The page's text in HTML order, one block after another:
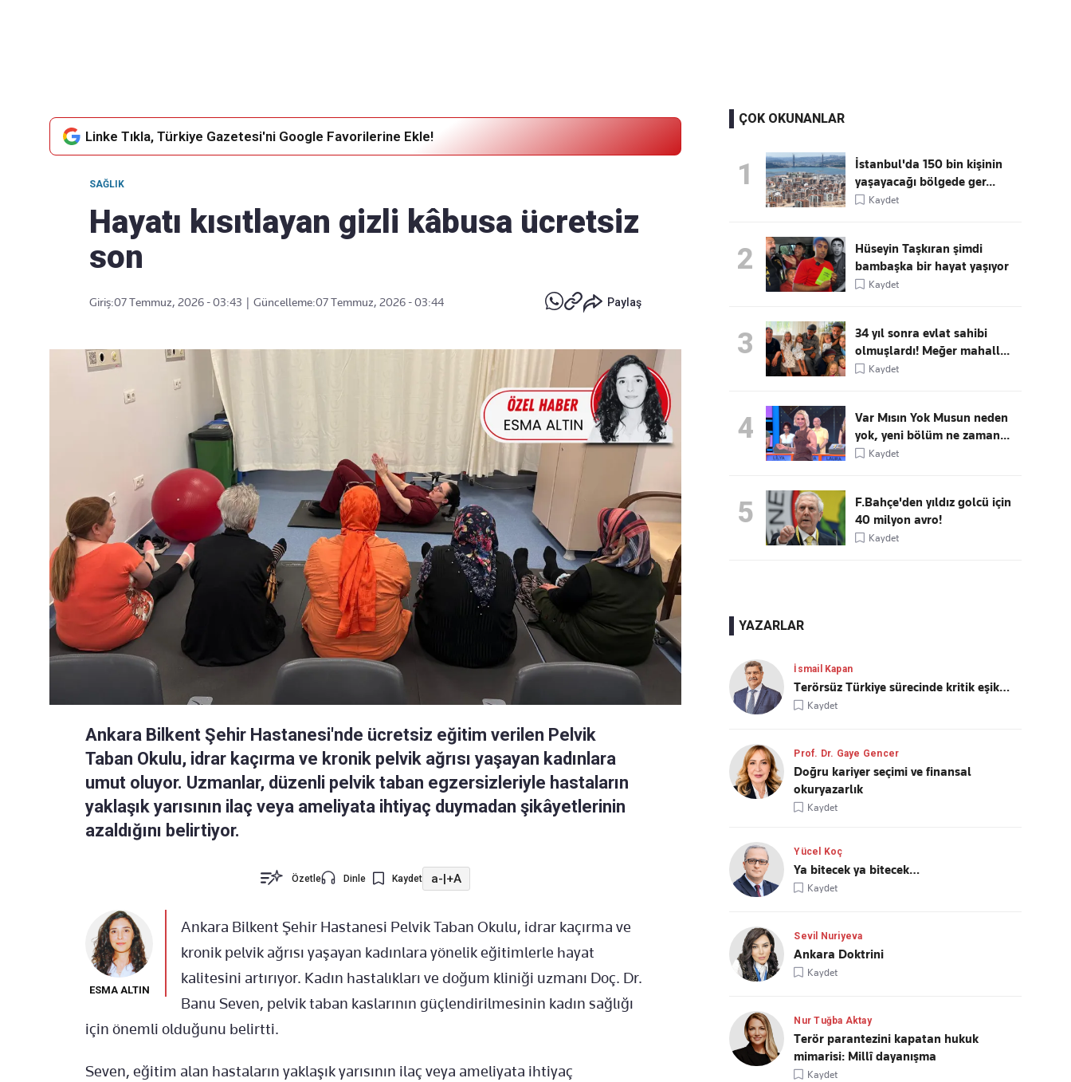
Linke Tıkla, Türkiye Gazetesi'ni Google Favorilerine Ekle!
SAĞLIK
Hayatı kısıtlayan gizli kâbusa ücretsiz
son
Giriş:07 Temmuz, 2026 - 03:43 Güncelleme:07 Temmuz, 2026 - 03:44 Paylaş
Ankara Bilkent Şehir Hastanesi'nde ücretsiz eğitim verilen Pelvik
Taban Okulu, idrar kaçırma ve kronik pelvik ağrısı yaşayan kadınlara
umut oluyor. Uzmanlar, düzenli pelvik taban egzersizleriyle hastaların
yaklaşık yarısının ilaç veya ameliyata ihtiyaç duymadan şikâyetlerinin
azaldığını belirtiyor.
Özetle Dinle Kaydet a-|+A
ESMA ALTIN
Ankara Bilkent Şehir Hastanesi Pelvik Taban Okulu, idrar kaçırma ve
kronik pelvik ağrısı yaşayan kadınlara yönelik eğitimlerle hayat
kalitesini artırıyor. Kadın hastalıkları ve doğum kliniği uzmanı Doç. Dr.
Banu Seven, pelvik taban kaslarının güçlendirilmesinin kadın sağlığı
için önemli olduğunu belirtti.
Seven, eğitim alan hastaların yaklaşık yarısının ilaç veya ameliyata ihtiyaç
ÇOK OKUNANLAR
1
İstanbul'da 150 bin kişinin
yaşayacağı bölgede ger...
Kaydet
2
Hüseyin Taşkıran şimdi
bambaşka bir hayat yaşıyor
Kaydet
3
34 yıl sonra evlat sahibi
olmuşlardı! Meğer mahall...
Kaydet
4
Var Mısın Yok Musun neden
yok, yeni bölüm ne zaman...
Kaydet
5
F.Bahçe'den yıldız golcü için
40 milyon avro!
Kaydet
YAZARLAR
İsmail Kapan
Terörsüz Türkiye sürecinde kritik eşik…
Kaydet
Prof. Dr. Gaye Gencer
Doğru kariyer seçimi ve finansal
okuryazarlık
Kaydet
Yücel Koç
Ya bitecek ya bitecek…
Kaydet
Sevil Nuriyeva
Ankara Doktrini
Kaydet
Nur Tuğba Aktay
Terör parantezini kapatan hukuk
mimarisi: Millî dayanışma
Kaydet